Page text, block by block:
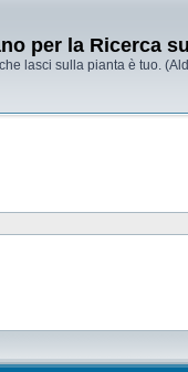
per la Ricerca
lasci sulla pianta è tuo.